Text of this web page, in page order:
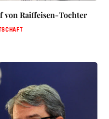
von Raiffeisen-Tochter